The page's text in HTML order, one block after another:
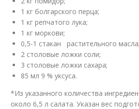
1 кг болгарского перца;
1 кг репчатого лука;
1 кг моркови;
0,5-1 стакан растительного масла;
2 столовые ложки соли;
3 столовые ложки сахара;
85 мл 9 % уксуса.
*Из указанного количества
около 6,5 л салата. Указан вес